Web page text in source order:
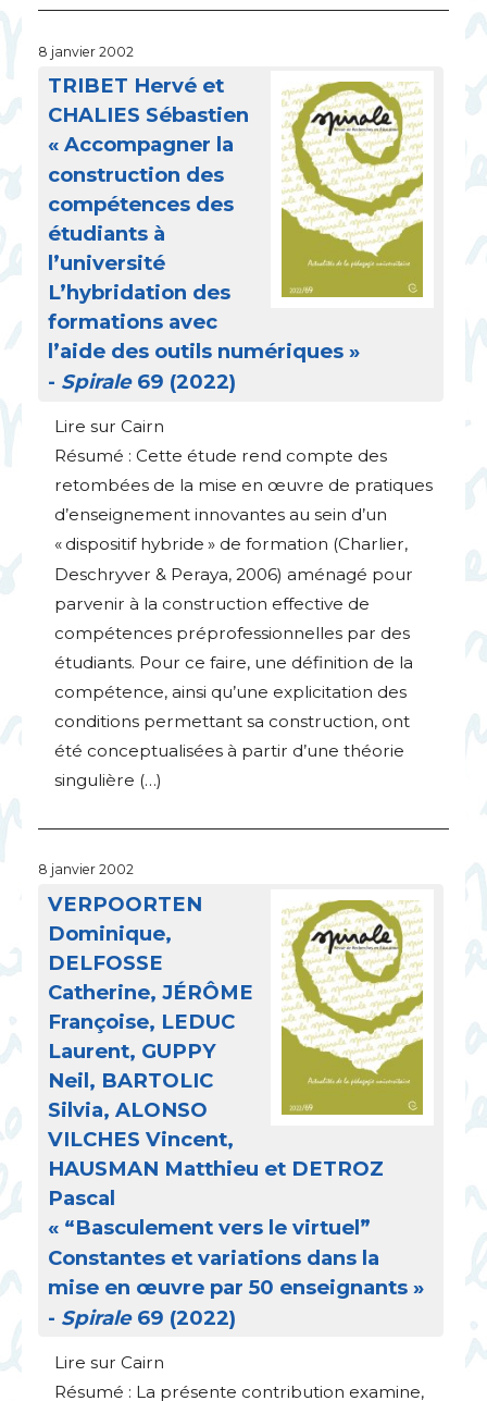
8 janvier 2002
TRIBET Hervé et
CHALIES Sébastien
« Accompagner la
construction des
compétences des
étudiants à
l’université
L’hybridation des
formations avec
l’aide des outils numériques »
- Spirale69 (2022)
Lire sur Cairn
Résumé : Cette étude rend compte des
retombées de la mise en œuvre de pratiques
d’enseignement innovantes au sein d’un
« dispositif hybride » de formation (Charlier,
Deschryver & Peraya, 2006) aménagé pour
parvenir à la construction effective de
compétences préprofessionnelles par des
étudiants. Pour ce faire, une définition de la
compétence, ainsi qu’une explicitation des
conditions permettant sa construction, ont
été conceptualisées à partir d’une théorie
singulière (…)
8 janvier 2002
VERPOORTEN
Dominique,
DELFOSSE
Catherine, JÉRÔME
Françoise, LEDUC
Laurent, GUPPY
Neil, BARTOLIC
Silvia,ALONSO
VILCHES Vincent,
HAUSMAN Matthieu et DETROZ
Pascal
« “Basculement vers le virtuel”
Constantes et variations dans la
mise en œuvre par 50 enseignants »
- Spirale69 (2022)
Lire sur Cairn
Résumé : La présente contribution examine,